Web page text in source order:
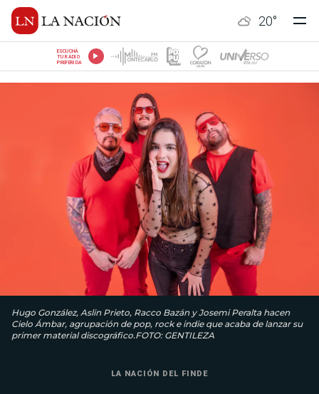
20°
ESCUCHÁ
TU RADIO
PREFERIDA
Hugo González, Aslin Prieto, Racco Bazán y Josemi Peralta hacen
Cielo Ámbar, agrupación de pop, rock e indie que acaba de lanzar su
primer material discográfico.FOTO: GENTILEZA
LA NACIÓN DEL FINDE